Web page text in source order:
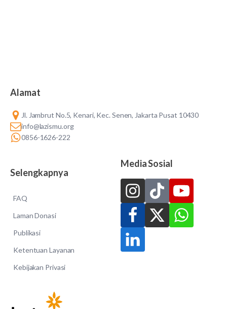
Alamat
Jl. Jambrut No.5, Kenari, Kec. Senen, Jakarta Pusat 10430
info@lazismu.org
0856-1626-222
Selengkapnya
FAQ
Laman Donasi
Publikasi
Ketentuan Layanan
Kebijakan Privasi
Media Sosial